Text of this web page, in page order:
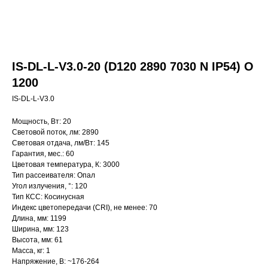
IS-DL-L-V3.0-20 (D120 2890 7030 N IP54) O
1200
IS-DL-L-V3.0
Мощность, Вт: 20
Световой поток, лм: 2890
Световая отдача, лм/Вт: 145
Гарантия, мес.: 60
Цветовая температура, К: 3000
Тип рассеивателя: Опал
Угол излучения, °: 120
Тип КСС: Косинусная
Индекс цветопередачи (CRI), не менее: 70
Длина, мм: 1199
Ширина, мм: 123
Высота, мм: 61
Масса, кг: 1
Напряжение, В: ~176-264